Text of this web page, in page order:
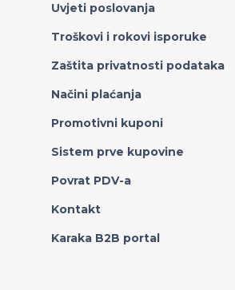
Uvjeti poslovanja
Troškovi i rokovi isporuke
Zaštita privatnosti podataka
Načini plaćanja
Promotivni kuponi
Sistem prve kupovine
Povrat PDV-a
Kontakt
Karaka B2B portal